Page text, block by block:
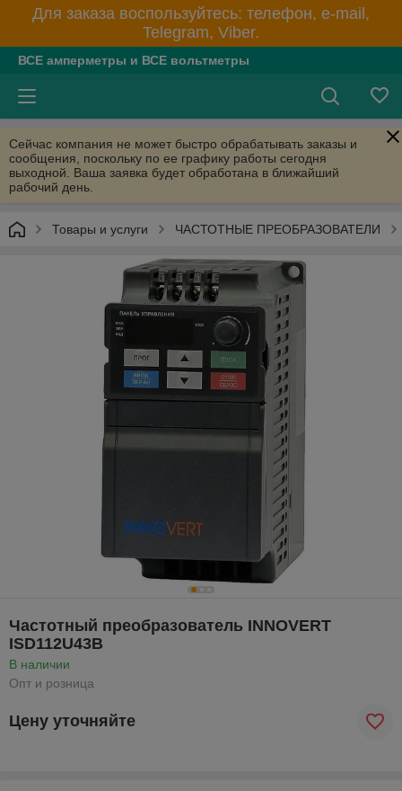
Для заказа воспользуйтесь: телефон, e-mail,
Telegram, Viber.
ВСЕ амперметры и ВСЕ вольтметры
Сейчас компания не может быстро обрабатывать заказы и
сообщения, поскольку по ее графику работы сегодня
выходной. Ваша заявка будет обработана в ближайший
рабочий день.
Товары и услуги ЧАСТОТНЫЕ ПРЕОБРАЗОВАТЕЛИ
Частотный преобразователь INNOVERT
ISD112U43B
В наличии
Опт и розница
Цену уточняйте